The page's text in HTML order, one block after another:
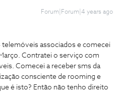
Forum|Forum|4 years ago
telemóveis associados e comecei
Contratei o serviço com
Comecei a receber sms da
consciente de rooming e
é isto? Então não tenho direito